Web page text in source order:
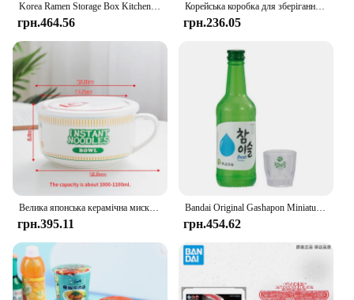
Korea Ramen Storage Box Kitchen Instant Noodle Cup Tissue Storage Bins Facial Mask Storage Box Multi-function Tabletop Organizer
грн.464.56
Корейська коробка для зберігання рамен Кухня Чашка для локшини швидкого приготування Контейнери для зберігання серветок Коробка для зберігання масок для обличчя Багатофункціональний настільний органайзер
грн.236.05
Велика японська керамічна миска для локшини швидкого приготування з мискою для рису з ручкою для домашнього гуртожитку Bento Box Миска для супу та паличок для їжі
грн.395.11
Bandai Original Gashapon Miniature Instant Noodles Scene Decoration Action Figure Іграшки для хлопчиків дівчаток подарунки на день народження
грн.454.62